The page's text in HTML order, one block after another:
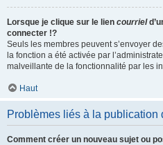
Lorsque je clique sur le lien courriel
connecter !?
Seuls les membres peuvent s’envoyer
la fonction a été activée par
malveillante de la fonctionnalité par les
Haut
Problèmes liés à la publication
Comment créer un nouveau sujet ou